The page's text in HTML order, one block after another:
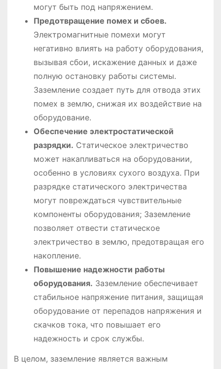
могут быть под напряжением.
Предотвращение помех и сбоев.
Электромагнитные помехи могут
негативно влиять на работу оборудования,
вызывая сбои, искажение данных и даже
полную остановку работы системы.
Заземление создает путь для отвода этих
помех в землю, снижая их воздействие на
оборудование.
Обеспечение электростатической
разрядки. Статическое электричество
может накапливаться на оборудовании,
особенно в условиях сухого воздуха. При
разрядке статического электричества
могут повреждаться чувствительные
компоненты оборудования; Заземление
позволяет отвести статическое
электричество в землю, предотвращая его
накопление.
Повышение надежности работы
оборудования. Заземление обеспечивает
стабильное напряжение питания, защищая
оборудование от перепадов напряжения и
скачков тока, что повышает его
надежность и срок службы.
В целом, заземление является важным